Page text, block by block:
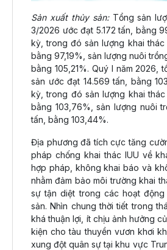
Sản xuất thủy sản:Tổng sản
3/2026 ước đạt 5.172 tấn, bằng
kỳ, trong đó sản lượng khai thác
bằng 97,19%, sản lượng nuôi
bằng 105,21%. Quý I năm 2026,
sản ước đạt 14.569 tấn, bằng
kỳ, trong đó sản lượng khai thác
bằng 103,76%, sản lượng nuôi
tấn, bằng 103,44%.
Địa phương đã tích cực tăng
pháp chống khai thác IUU về
hợp pháp, không khai báo và
nhằm đảm bảo môi trường khai
sự tận diệt trong các hoạt động
sản. Nhìn chung thời tiết trong
khá thuận lợi, ít chịu ảnh hưởng
kiện cho tàu thuyền vươn khơi
xung đột quân sự tại khu vực